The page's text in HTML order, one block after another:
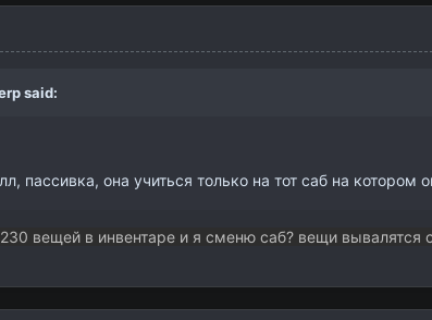
said:
пассивка, она учиться только на тот саб на
вещей в инвентаре и я сменю саб? вещи вывалятся